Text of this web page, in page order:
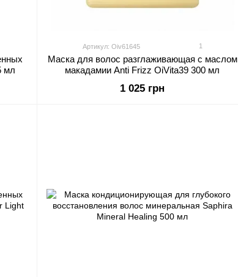
мл
Артикул: Oiv61645 1
Маска для волос разглаживающая с маслом
макадамии Anti Frizz OiVita39 300 мл
1 025 грн